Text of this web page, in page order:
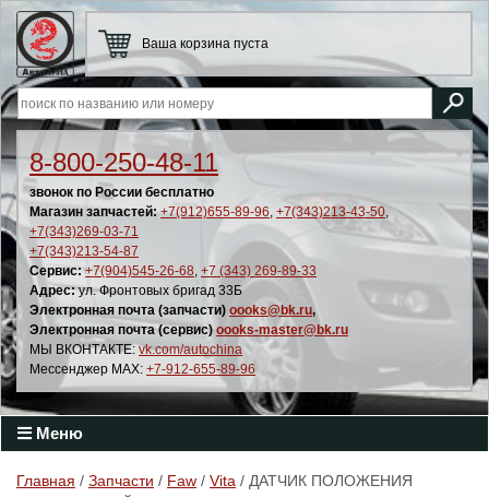
8-800-250-48-11
звонок по России бесплатно
Магазин запчастей: +7(912)655-89-96, +7(343)213-43-50,
+7(343)269-03-71
+7(343)213-54-87
Сервис: +7(904)545-26-68, +7 (343) 269-89-33
Адрес:ул. Фронтовых бригад 33Б
Электронная почта (запчасти) oooks@bk.ru,
Электронная почта (сервис) oooks-master@bk.ru
МЫ ВКОНТАКТЕ: vk.com/autochina
Мессенджер MAX: +7-912-655-89-96
Ваша корзина пуста
Меню
Главная / Запчасти / Faw / Vita / ДАТЧИК ПОЛОЖЕНИЯ